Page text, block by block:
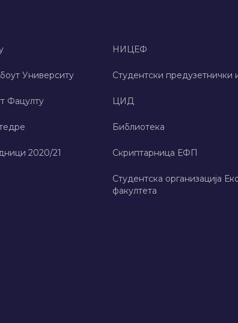
Университy
Фацултy
2020/21
НИЦЕФ
Студентски предузетнички
ЦИД
Библиотека
Скриптарница ЕФП
Студентска организација
факултета